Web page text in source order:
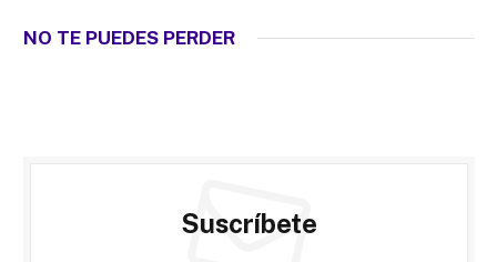
NO TE PUEDES PERDER
Suscríbete